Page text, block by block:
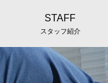
STAFF
スタッフ紹介